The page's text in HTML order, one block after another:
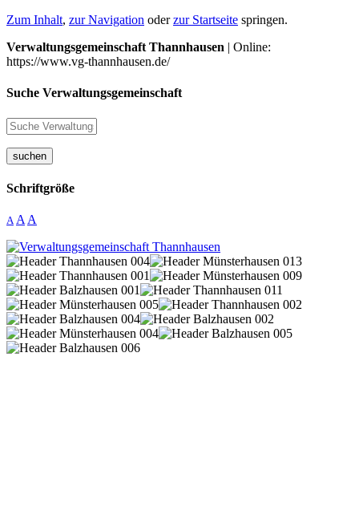
Zum Inhalt, zur Navigation oderzur Startseite springen.
Verwaltungsgemeinschaft Thannhausen | Online:
https://www.vg-thannhausen.de/
Suche Verwaltungsgemeinschaft
suchen
Schriftgröße
A A A